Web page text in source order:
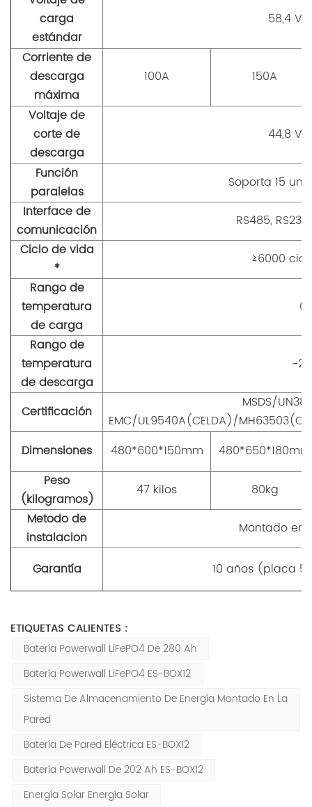
carga
estándar
58,4 V
Corriente de
descarga
máxima
100A 150A
Voltaje de
corte de
descarga
44,8 V
Función
paralelas
Soporta 15
Interface de
comunicación
RS485,
Ciclo de vida
*
≥6000
Rango de
temperatura
de carga
Rango de
temperatura
de descarga
-
Certificación
MSDS/
EMC/UL9540A(CELDA)/
Dimensiones
480*600*150mm
480*650*180mm
Peso
(kilogramos)
47 kilos
80kg
Metodo de
instalacion
Montado
Garantía 10 años (placa 5
ETIQUETAS CALIENTES :
Batería Powerwall LiFePO4 De 280 Ah
Batería Powerwall LiFePO4 ES-BOX12
Sistema De Almacenamiento De Energía Montado En La
Pared
Batería De Pared Eléctrica ES-BOX12
Batería Powerwall De 202 Ah ES-BOX12
Energía Solar Energía Solar